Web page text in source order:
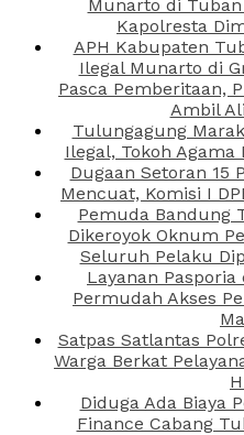
Munarto di
Kapolresta
APH Kabupaten
Ilegal Munarto di
Pasca Pemberitaan,
Ambil
Tulungagung
Ilegal, Tokoh Agama
Dugaan Setoran 15
Mencuat, Komisi I
Pemuda Bandung
Dikeroyok Oknum
Seluruh Pelaku
Layanan Pasporia
Permudah Akses
Satpas Satlantas
Warga Berkat
Diduga Ada Biaya
Finance Cabang